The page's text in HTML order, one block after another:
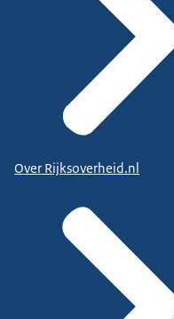
Over Rijksoverheid.nl